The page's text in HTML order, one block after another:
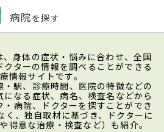
病院を探す
、身体の症状・悩みに合わせ、全国
ターの情報を調べることができる
情報サイトです。
駅、診療時間、医院の特徴などの
なる症状、病名、検査名などから
病院、ドクターを探すことができ
く、独自取材に基づき、ドクターに
得意な治療・検査など）も紹介。